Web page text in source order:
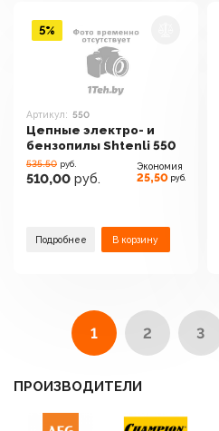
Артикул: 550
Цепные электро- и
бензопилы Shtenli 550
535.50 руб.
510,00 руб.
Экономия
25,50 руб.
Подробнее В корзину
5%
1 2 3
ПРОИЗВОДИТЕЛИ